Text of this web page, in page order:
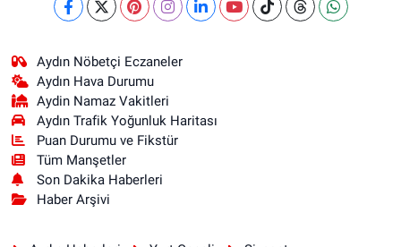
Aydın Nöbetçi Eczaneler
Aydın Hava Durumu
Aydin Namaz Vakitleri
Aydın Trafik Yoğunluk Haritası
Puan Durumu ve Fikstür
Tüm Manşetler
Son Dakika Haberleri
Haber Arşivi